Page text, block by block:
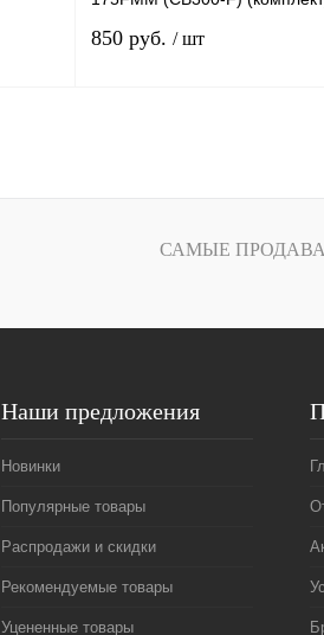
850 руб. / шт
Купить в 1 клик К
САМЫЕ
Наши предложения
Новинки
Популярные товары
Распродажи и скидки
Рекомендуемые товары
Уцененные товары